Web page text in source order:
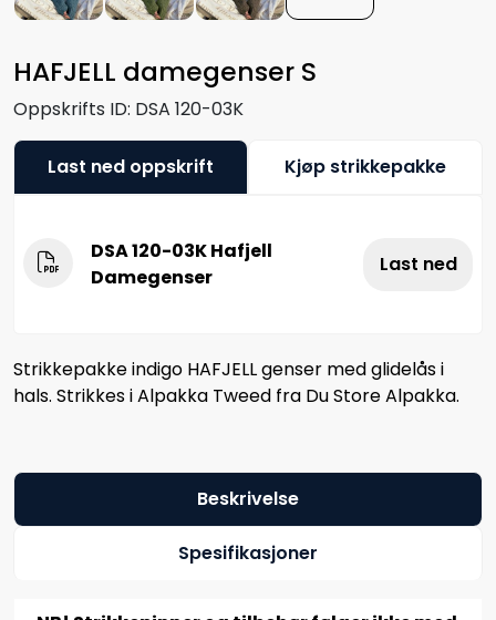
HAFJELL damegenser S
Oppskrifts ID: DSA 120-03K
Last ned oppskrift Kjøp strikkepakke
DSA 120-03K Hafjell
Damegenser
Last ned
Strikkepakke indigo HAFJELL genser med glidelås i
hals. Strikkes i Alpakka Tweed fra Du Store Alpakka.
Beskrivelse
Spesifikasjoner